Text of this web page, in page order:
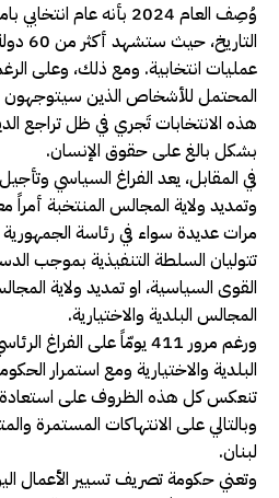
وُصِف العام 2024 بأنه عام
عمليات انتخابية. ومع ذلك، وعلى
المحتمل للأشخاص الذين سيتوجهون
هذه الانتخابات تَجري في ظل تراجع
بشكل بالغ على حقوق الإنسان.
في المقابل، يعد الفراغ السياسي
وتمديد ولاية المجالس المنتخبة أمراً
مرات عديدة سواء في رئاسة الجمهورية
تتوليان السلطة التنفيذية بموجب
القوى السياسية، او تمديد ولاية
المجالس البلدية والاختيارية.
ورغم مرور 411 يومّاً على
البلدية والاختيارية ومع استمرار
تنعكس كل هذه الظروف على استعادة
وبالتالي على الانتهاكات المستمرة
لبنان.
وتعني حكومة تصريف تسيير الأعمال